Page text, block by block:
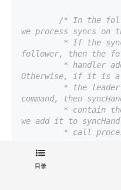
/* In the
we process syncs on
follower, then the
Otherwise, if it is
command, then
we add it to
目录